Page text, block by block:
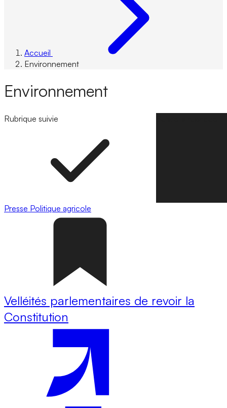
Accueil
Environnement
Environnement
Rubrique suivie
Presse Politique agricole
Velléités parlementaires de revoir la
Constitution